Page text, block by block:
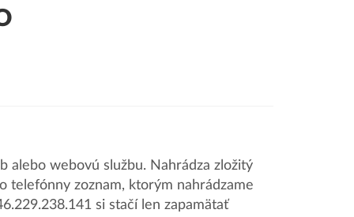
alebo webovú službu. Nahrádza zložitý
telefónny zoznam, ktorým nahrádzame
si stačí len zapamätať